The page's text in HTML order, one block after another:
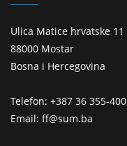
Ulica Matice hrvatske 11
88000 Mostar
Bosna i Hercegovina
Telefon: +387 36 355-400
Email: ff@sum.ba